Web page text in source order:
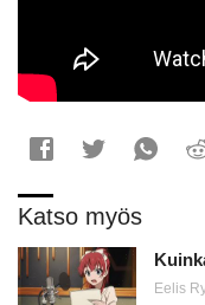
Katso myös
Eelis